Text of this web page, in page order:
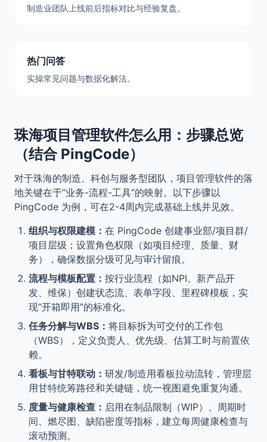
制造业团队上线前后指标对比与经验复盘。
热门问答
实操常见问题与数据化解法。
珠海项目管理软件怎么用：步骤总览
（结合 PingCode）
对于珠海的制造、科创与服务型团队，项目管理软件的落
地关键在于“业务-流程-工具”的映射。以下步骤以
PingCode 为例，可在2-4周内完成基础上线并见效。
组织与权限建模： 在 PingCode 创建事业部/项目群/
项目层级；设置角色权限（如项目经理、质量、财
务），确保数据分级可见与审计留痕。
流程与模板配置： 按行业流程（如NPI、新产品开
发、维保）创建状态流、表单字段、里程碑模板，实
现“开箱即用”的标准化。
任务分解与WBS： 将目标拆为可交付的工作包
（WBS），定义负责人、优先级、估算工时与前置依
赖。
看板与甘特联动： 研发/制造用看板拉动流转，管理层
用甘特统筹路径和关键链，统一视图避免重复沟通。
度量与健康检查： 启用在制品限制（WIP）、周期时
间、燃尽图、缺陷密度等指标，建立每周健康检查与
滚动预测。